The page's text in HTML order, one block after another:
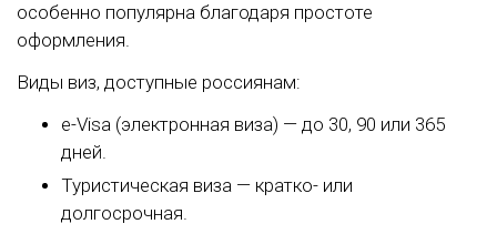
особенно популярна благодаря простоте
оформления.
Виды виз, доступные россиянам:
e-Visa (электронная виза) — до 30, 90 или 365
дней.
Туристическая виза — кратко- или
долгосрочная.